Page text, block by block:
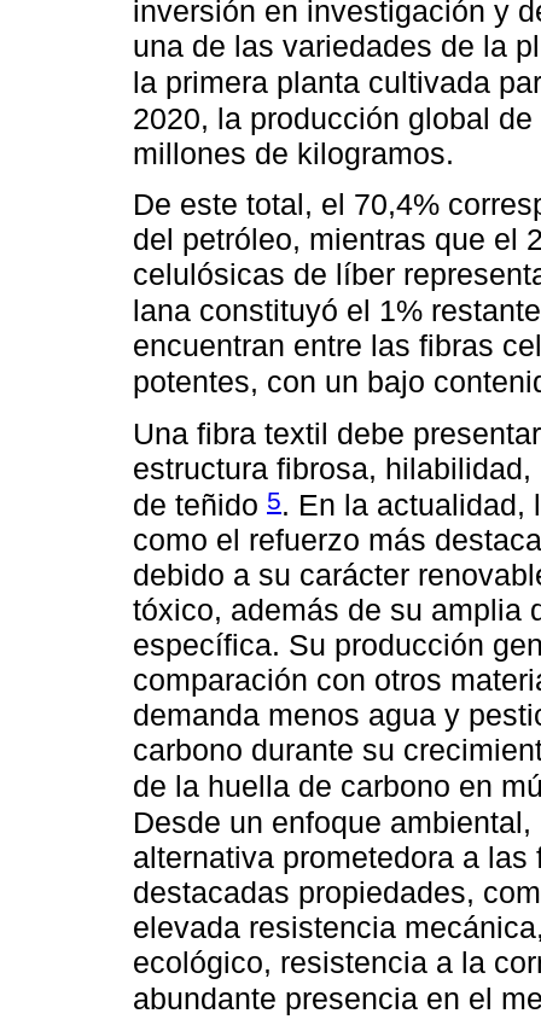
inversión en investigación y
una de las variedades de la
la primera planta cultivada
2020, la producción global
millones de kilogramos.
De este total, el 70,4%
del petróleo, mientras que el
celulósicas de líber
lana constituyó el 1%
encuentran entre las fibras
potentes, con un bajo
Una fibra textil debe
estructura fibrosa,
de teñido 5. En la actualidad,
como el refuerzo más
debido a su carácter
tóxico, además de su amplia
específica. Su producción
comparación con otros
demanda menos agua y
carbono durante su
de la huella de carbono en
Desde un enfoque
alternativa prometedora a
destacadas propiedades,
elevada resistencia
ecológico, resistencia a la
abundante presencia en el